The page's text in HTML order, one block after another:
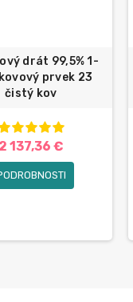
drát 99,5% 1-
prvek 23
čistý kov
2 137,36 €